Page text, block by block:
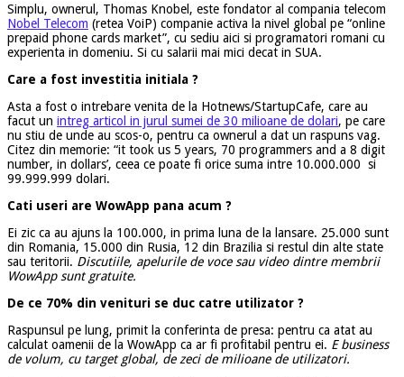
Simplu, ownerul, Thomas Knobel, este fondator al compania telecom
Nobel Telecom (retea VoiP) companie activa la nivel global pe “online
prepaid phone cards market”, cu sediu aici si programatori romani cu
experienta in domeniu. Si cu salarii mai mici decat in SUA.
Care a fost investitia initiala ?
Asta a fost o intrebare venita de la Hotnews/StartupCafe, care au
facut un intreg articol in jurul sumei de 30 milioane de dolari, pe care
nu stiu de unde au scos-o, pentru ca ownerul a dat un raspuns vag.
Citez din memorie: “it took us 5 years, 70 programmers and a 8 digit
number, in dollars’, ceea ce poate fi orice suma intre 10.000.000 si
99.999.999 dolari.
Cati useri are WowApp pana acum ?
Ei zic ca au ajuns la 100.000, in prima luna de la lansare. 25.000 sunt
din Romania, 15.000 din Rusia, 12 din Brazilia si restul din alte state
sau teritorii. Discutiile, apelurile de voce sau video dintre membrii
WowApp sunt gratuite.
De ce 70% din venituri se duc catre utilizator ?
Raspunsul pe lung, primit la conferinta de presa: pentru ca atat au
calculat oamenii de la WowApp ca ar fi profitabil pentru ei. E business
de volum, cu target global, de zeci de milioane de utilizatori.